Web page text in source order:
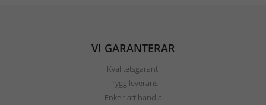
VI GARANTERAR
Kvalitetsgaranti
Trygg leverans
Enkelt att handla